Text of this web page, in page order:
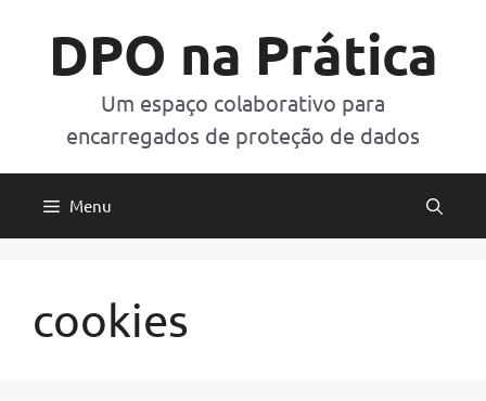
DPO na Prática
Um espaço colaborativo para
encarregados de proteção de dados
Menu
cookies